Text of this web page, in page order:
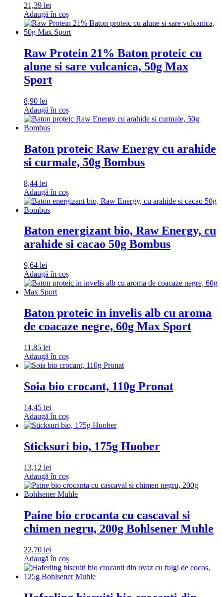
21,39 lei
Adaugă în coș
Raw Protein 21% Baton proteic cu
alune si sare vulcanica, 50g Max
Sport
8,90 lei
Adaugă în coș
Baton proteic Raw Energy cu arahide
si curmale, 50g Bombus
8,44 lei
Adaugă în coș
Baton energizant bio, Raw Energy, cu
arahide si cacao 50g Bombus
9,64 lei
Adaugă în coș
Baton proteic in invelis alb cu aroma
de coacaze negre, 60g Max Sport
11,85 lei
Adaugă în coș
Soia bio crocant, 110g Pronat
14,45 lei
Adaugă în coș
Sticksuri bio, 175g Huober
13,12 lei
Adaugă în coș
Paine bio crocanta cu cascaval si
chimen negru, 200g Bohlsener Muhle
22,70 lei
Adaugă în coș